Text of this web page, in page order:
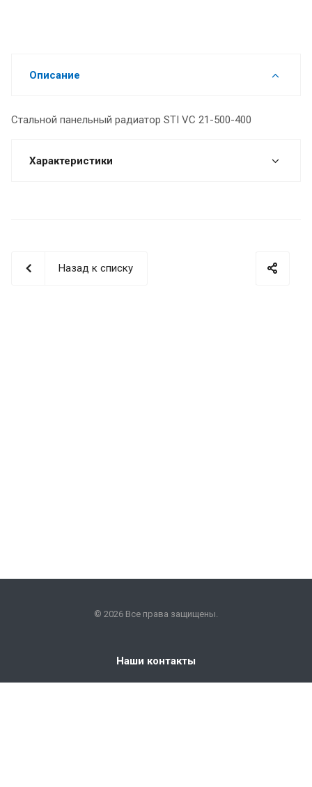
Описание
Стальной панельный радиатор STI VC 21-500-400
Характеристики
Назад к списку
© 2026 Все права защищены.
Наши контакты